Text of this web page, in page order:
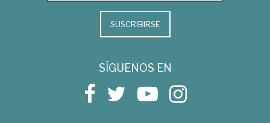
SUSCRIBIRSE
SÍGUENOS EN